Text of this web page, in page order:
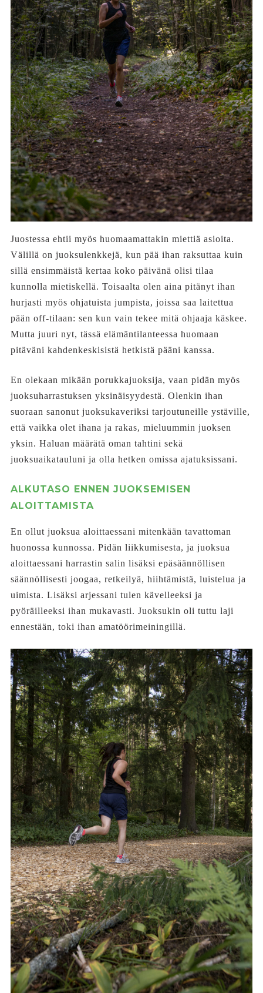
Juostessa ehtii myös huomaamattakin miettiä asioita.
Välillä on juoksulenkkejä, kun pää ihan raksuttaa kuin
sillä ensimmäistä kertaa koko päivänä olisi tilaa
kunnolla mietiskellä. Toisaalta olen aina pitänyt ihan
hurjasti myös ohjatuista jumpista, joissa saa laitettua
pään off-tilaan: sen kun vain tekee mitä ohjaaja käskee.
Mutta juuri nyt, tässä elämäntilanteessa huomaan
pitäväni kahdenkeskisistä hetkistä pääni kanssa.
En olekaan mikään porukkajuoksija, vaan pidän myös
juoksuharrastuksen yksinäisyydestä. Olenkin ihan
suoraan sanonut juoksukaveriksi tarjoutuneille ystäville,
että vaikka olet ihana ja rakas, mieluummin juoksen
yksin. Haluan määrätä oman tahtini sekä
juoksuaikatauluni ja olla hetken omissa ajatuksissani.
ALKUTASO ENNEN JUOKSEMISEN
ALOITTAMISTA
En ollut juoksua aloittaessani mitenkään tavattoman
huonossa kunnossa. Pidän liikkumisesta, ja juoksua
aloittaessani harrastin salin lisäksi epäsäännöllisen
säännöllisesti joogaa, retkeilyä, hiihtämistä, luistelua ja
uimista. Lisäksi arjessani tulen kävelleeksi ja
pyöräilleeksi ihan mukavasti. Juoksukin oli tuttu laji
ennestään, toki ihan amatöörimeiningillä.